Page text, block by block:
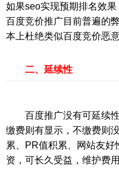
如果seo实现预期排名效果
百度竞价推广目前普遍的
本上杜绝类似百度竞价恶
二、延续性
百度推广没有可延续性
缴费则有显示，不缴费则
累、PR值积累、网站友
资，可长久受益，维护费用